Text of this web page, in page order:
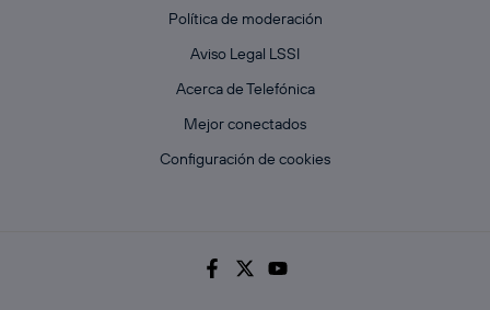
Política de moderación
Aviso Legal LSSI
Acerca de Telefónica
Mejor conectados
Configuración de cookies